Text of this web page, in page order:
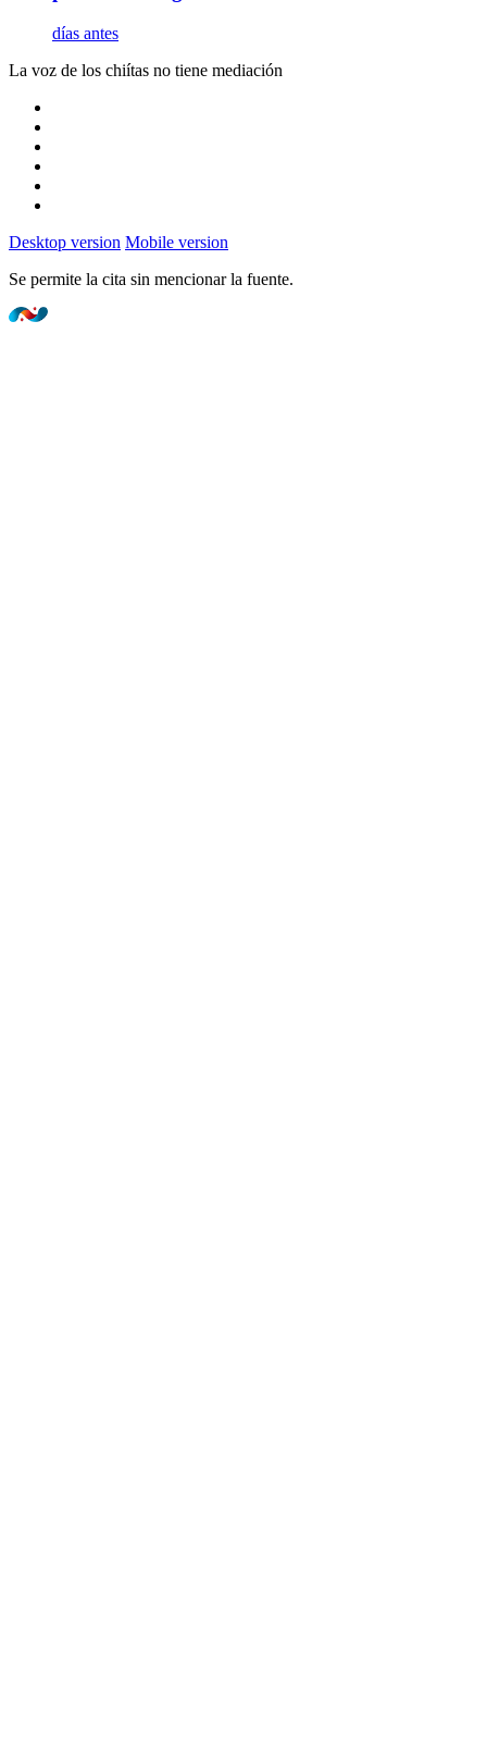
días antes
La voz de los chiítas no tiene mediación
Desktop version Mobile version
Se permite la cita sin mencionar la fuente.